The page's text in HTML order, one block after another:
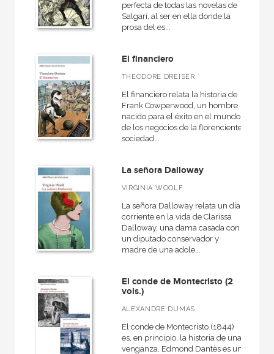
NUESTRAS COLECCIONES
50 Aniversario
Básica de Bolsillo  Serie Clásicos de la literatura alemana
Básica de Bolsillo  Serie Clásicos de la literatura eslava
Básica de Bolsillo  Serie Clásicos de la literatura francesa
Básica de Bolsillo  Serie Clásicos de la literatura inglesa
Clásica
Clásicos de la literatura
Clásicos ilustrados
VER TODAS... (13)
NUESTROS FORMATOS
Cartoné
perfecta de todas las novelas de
Salgari, al ser en ella donde la
prosa del es...
El financiero
THEODORE DREISER
El financiero relata la historia de
Frank Cowperwood, un hombre
nacido para el éxito en el mundo
de los negocios de la florenciente
sociedad...
La señora Dalloway
VIRGINIA WOOLF
La señora Dalloway relata un día
corriente en la vida de Clarissa
Dalloway, una dama casada con
un diputado conservador y
madre de una adole...
El conde de Montecristo (2
vols.)
ALEXANDRE DUMAS
El conde de Montecristo (1844)
es, en principio, la historia de una
venganza. Edmond Dantès es un